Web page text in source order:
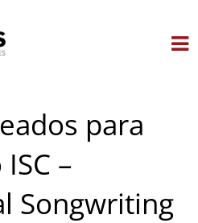
para
–
Songwriting